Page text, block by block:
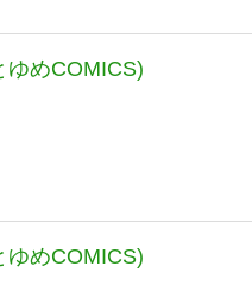
ゆめCOMICS)
ゆめCOMICS)